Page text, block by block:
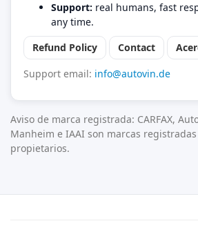
Support: real humans, fast
any time.
Refund Policy
Contact
Support email: info@autovin.de
Aviso de marca registrada: CARFAX,
Manheim e IAAI son marcas
propietarios.